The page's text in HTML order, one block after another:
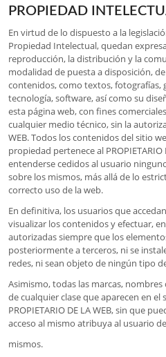
PROPIEDAD
En virtud de lo dispuesto a la
Propiedad Intelectual, quedan
reproducción, la distribución y la
modalidad de puesta a disposición,
contenidos, como textos, fotografías,
tecnología, software, así como su
esta página web, con fines
cualquier medio técnico, sin la
WEB. Todos los contenidos del sitio
propiedad pertenece al PROPIETARIO
entenderse cedidos al usuario
sobre los mismos, más allá de lo
correcto uso de la web.
En definitiva, los usuarios que
visualizar los contenidos y efectuar,
autorizadas siempre que los
posteriormente a terceros, ni se
redes, ni sean objeto de ningún tipo
Asimismo, todas las marcas,
de cualquier clase que aparecen en
PROPIETARIO DE LA WEB, sin que
acceso al mismo atribuya al usuario
mismos.